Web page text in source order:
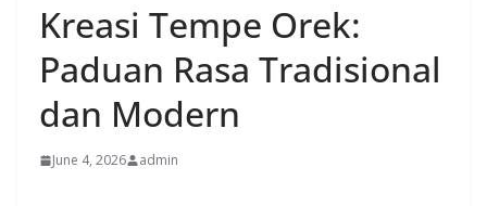
Kreasi Tempe Orek:
Paduan Rasa Tradisional
dan Modern
June 4, 2026 admin